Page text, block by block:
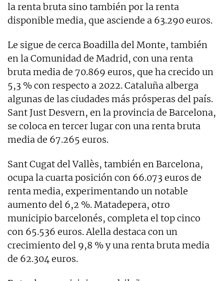
la renta bruta sino también por la renta
disponible media, que asciende a 63.290 euros.
Le sigue de cerca Boadilla del Monte, también
en la Comunidad de Madrid, con una renta
bruta media de 70.869 euros, que ha crecido un
5,3 % con respecto a 2022. Cataluña alberga
algunas de las ciudades más prósperas del país.
Sant Just Desvern, en la provincia de Barcelona,
se coloca en tercer lugar con una renta bruta
media de 67.265 euros.
Sant Cugat del Vallès, también en Barcelona,
ocupa la cuarta posición con 66.073 euros de
renta media, experimentando un notable
aumento del 6,2 %. Matadepera, otro
municipio barcelonés, completa el top cinco
con 65.536 euros. Alella destaca con un
crecimiento del 9,8 % y una renta bruta media
de 62.304 euros.